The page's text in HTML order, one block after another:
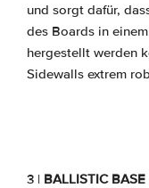
und sorgt dafür,
des Boards in
hergestellt werden
Sidewalls extrem
3 | BALLISTIC BASE